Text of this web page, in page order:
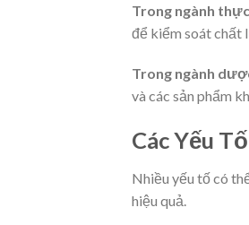
Trong ngành
để kiểm soát chất
Trong ngành
và các sản phẩm
Các Yếu
Nhiều yếu tố có
hiệu quả.